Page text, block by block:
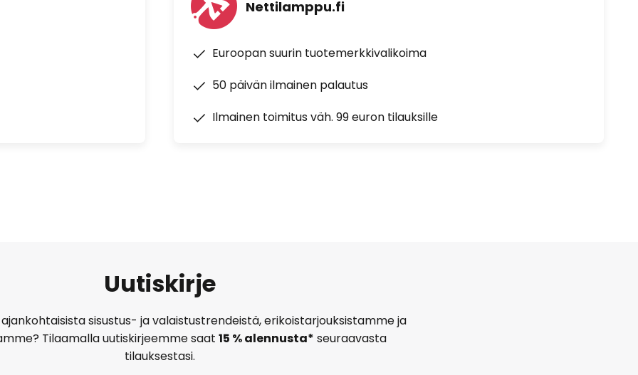
Nettilamppu.fi
Euroopan suurin tuotemerkkivalikoima
50 päivän ilmainen palautus
Ilmainen toimitus väh. 99 euron tilauksille
Uutiskirje
sisustus- ja valaistustrendeistä, erikoistarjouksistamme ja
Tilaamalla uutiskirjeemme saat 15 % alennusta* seuraavasta
tilauksestasi.